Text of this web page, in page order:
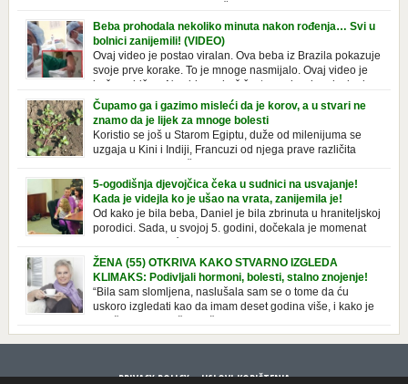
prepoznatljivog mirisa i jednostavne formule, jeste nezamenljiv inventar
u kupatilima i muškaraca i žena. Mnogi ljudi se ne odvajaju od nje, pa je
čak nose sa […]
Beba prohodala nekoliko minuta nakon rođenja… Svi u
bolnici zanijemili! (VIDEO)
Ovaj video je postao viralan. Ova beba iz Brazila pokazuje
svoje prve korake. To je mnoge nasmijalo. Ovaj video je
baš neobičan. Ne viđamo baš često ovakve korake kod
novorođenih beba. Video je snimila babica, pregledalo ga je preko 80
miliona ljudi. Ove babice su ostale u čudu nakon što su vidjeli kako
beba želi […]
Čupamo ga i gazimo misleći da je korov, a u stvari ne
znamo da je lijek za mnoge bolesti
Koristio se još u Starom Egiptu, duže od milenijuma se
uzgaja u Kini i Indiji, Francuzi od njega prave različita
tradicionalna jela i čorbe… Jedino mi gazimo po njemu,
čupamo ga i bacamo kao korov! Tušt je jednogodišnji, ali vrlo uporan
“korov” koji, ka­da nam se jednom nastani u bašti ili dvorištu, teško ga se
5-ogodišnja djevojčica čeka u sudnici na usvajanje!
Kada je videjla ko je ušao na vrata, zanijemila je!
Od kako je bila beba, Daniel je bila zbrinuta u hraniteljskoj
porodici. Sada, u svojoj 5. godini, dočekala je momenat
usvajanja, kada će dobiti novu, stalnu porodicu. Ovaj dan
je bio veoma poseban za djevojčicu i njenu novu porodicu, ali je uskoro
postao još čarobniji, zahvaljujući socijalnom radniku koji poznaje
Daniel. Njenoj novoj porodici je […]
ŽENA (55) OTKRIVA KAKO STVARNO IZGLEDA
KLIMAKS: Podivljali hormoni, bolesti, stalno znojenje!
“Bila sam slomljena, naslušala sam se o tome da ću
uskoro izgledati kao da imam deset godina više, i kako je
gotovo da nema lijeka”, priča Violeta. “Kada sam napunila 48 godina,
PRIVACY POLICY USLOVI KORIŠTENJA